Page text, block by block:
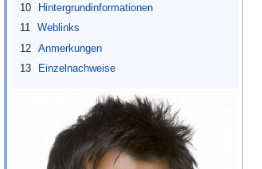
10
Hintergrundinformationen
11
Weblinks
12
Anmerkungen
13
Einzelnachweise